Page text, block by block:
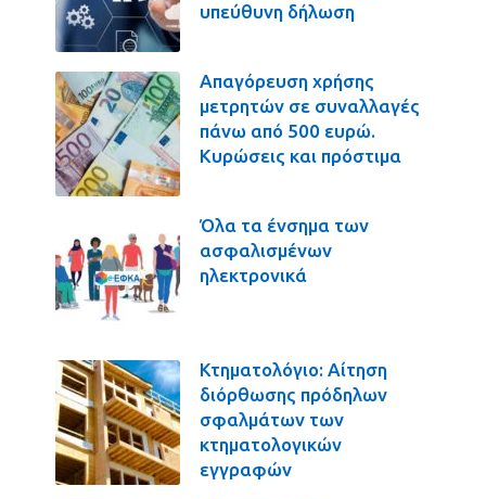
υπεύθυνη δήλωση
Απαγόρευση χρήσης
μετρητών σε συναλλαγές
πάνω από 500 ευρώ.
Κυρώσεις και πρόστιμα
Όλα τα ένσημα των
ασφαλισμένων
ηλεκτρονικά
Κτηματολόγιο: Αίτηση
διόρθωσης πρόδηλων
σφαλμάτων των
κτηματολογικών
εγγραφών